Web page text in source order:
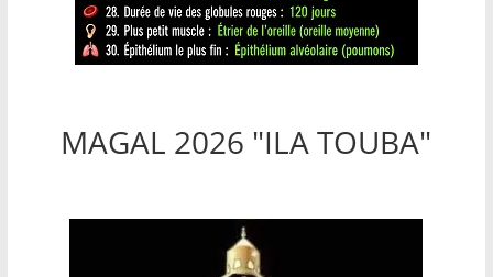
MAGAL 2026 "ILA TOUBA"